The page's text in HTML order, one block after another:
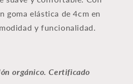
goma elástica de 4cm en
y funcionalidad.
orgánico. Certificado